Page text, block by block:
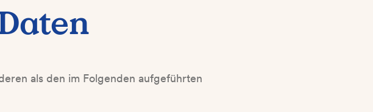
als den im Folgenden aufgeführten